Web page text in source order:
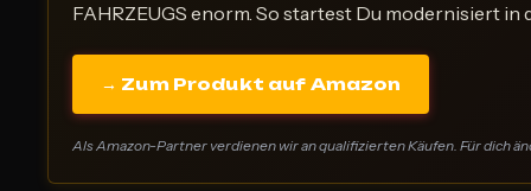
FAHRZEUGS enorm. So startest Du modernisiert in
→ Zum Produkt auf Amazon
Als Amazon-Partner verdienen wir an qualifizierten Käufen. Für dich